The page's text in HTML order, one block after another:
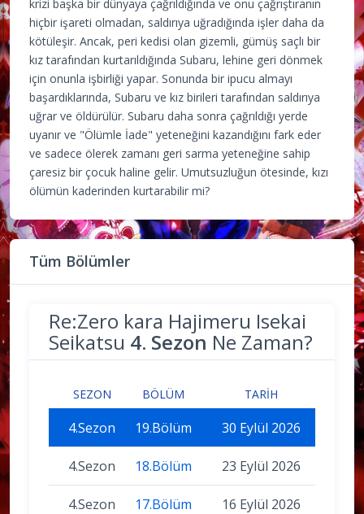
krizi başka bir dünyaya çağrıldığında ve onu çağrıştıranın
hiçbir işareti olmadan, saldırıya uğradığında işler daha da
kötüleşir. Ancak, peri kedisi olan gizemli, gümüş saçlı bir
kız tarafından kurtarıldığında Subaru, lehine geri dönmek
için onunla işbirliği yapar. Sonunda bir ipucu almayı
başardıklarında, Subaru ve kız birileri tarafından saldırıya
uğrar ve öldürülür. Subaru daha sonra çağrıldığı yerde
uyanır ve "Ölümle İade" yeteneğini kazandığını fark eder
ve sadece ölerek zamanı geri sarma yeteneğine sahip
çaresiz bir çocuk haline gelir. Umutsuzluğun ötesinde, kızı
ölümün kaderinden kurtarabilir mi?
Tüm Bölümler
Re:Zero kara Hajimeru Isekai
Seikatsu 4. Sezon Ne Zaman?
SEZON BÖLÜM TARIH
4.Sezon 19.Bölüm 30 Eylül 2026
4.Sezon 18.Bölüm 23 Eylül 2026
4.Sezon 17.Bölüm 16 Eylül 2026